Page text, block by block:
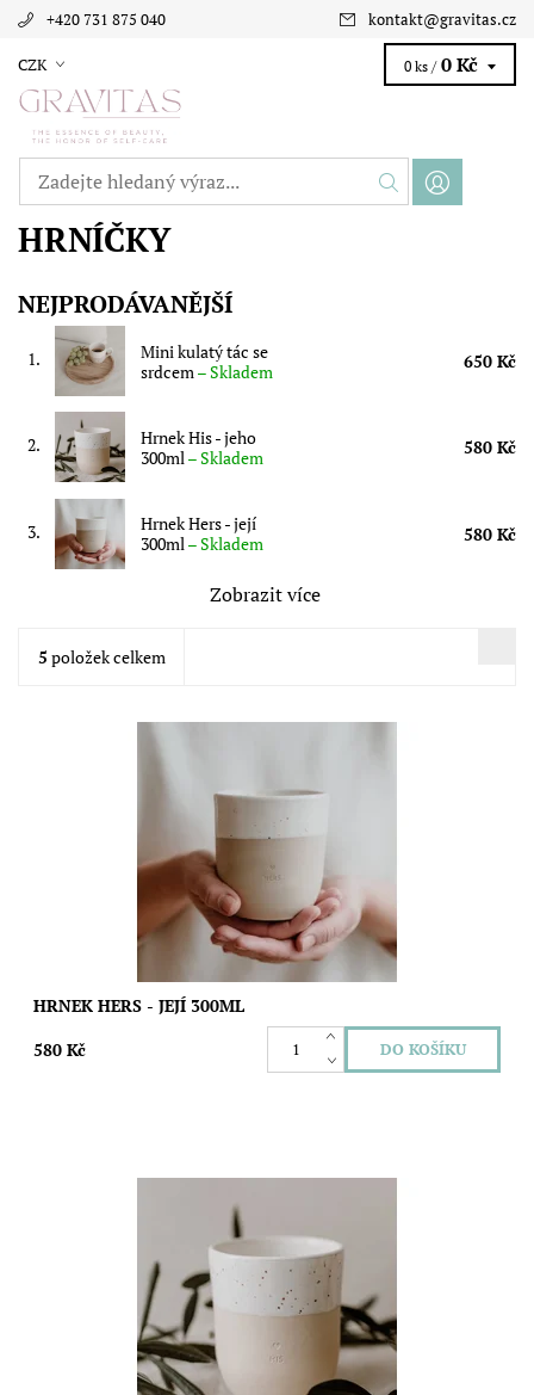
+420 731 875 040 kontakt@gravitas.cz
CZK 0 ks / 0 Kč
HRNÍČKY
NEJPRODÁVANĚJŠÍ
1.
Mini kulatý tác se
srdcem –Skladem 650 Kč
2.
Hrnek His - jeho
300ml–Skladem 580 Kč
3.
Hrnek Hers - její
300ml–Skladem 580 Kč
Zobrazit více
5 položek celkem
doteku hlíny až po finální glazuru. Jemné slepé reliéfní ražení
Gravitas Love
HRNEK HERS - JEJÍ 300ML
580 Kč
Každý kus je pečlivě ručně vyráběný v Portugalsku – od prvního
doteku hlíny až po finální glazuru. Jemné slepé reliéfní ražení
„Hers“ dodává...
Skladem
Gravitas Love